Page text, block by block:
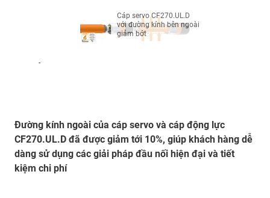
Cáp servo CF270.UL.D
với đường kính bên ngoài
giảm bớt
-
Đường kính ngoài của cáp servo và cáp động lực
CF270.UL.D đã được giảm tới 10%, giúp khách hàng dễ
dàng sử dụng các giải pháp đầu nối hiện đại và tiết
kiệm chi phí